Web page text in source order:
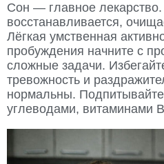
Сон — главное лекарство.
восстанавливается,
Лёгкая умственная
пробуждения начните с
сложные задачи.
тревожность и
нормальны.
углеводами, витаминами